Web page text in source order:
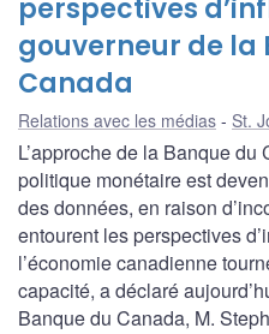
perspectives
gouverneur de la
Canada
Relations avec les médias St.
L’approche de la Banque
politique monétaire est
des données, en raison
entourent les perspectives
l’économie canadienne
capacité, a déclaré
Banque du Canada, M.